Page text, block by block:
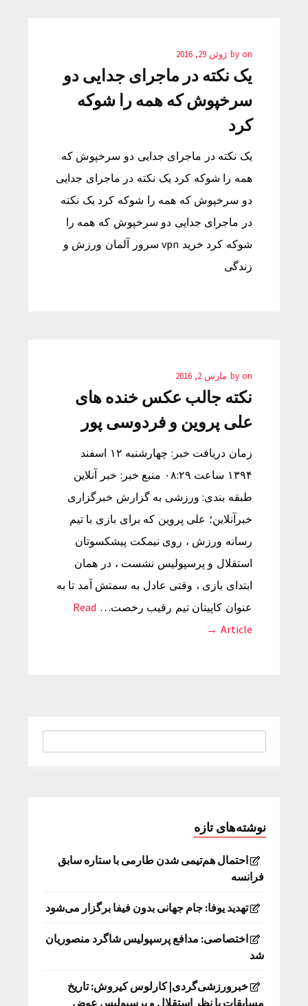
by on ژوئن 29, 2016
یک نکته در ماجرای جدایی دو
سرخپوش که همه را شوکه
کرد
یک نکته در ماجرای جدایی دو سرخپوش که
همه را شوکه کرد یک نکته در ماجرای جدایی
دو سرخپوش که همه را شوکه کرد یک نکته
در ماجرای جدایی دو سرخپوش که همه را
شوکه کرد خرید vpn سرور آلمان ورزش و
زندگی
by on مارس 2, 2016
نکته جالب عکس خنده های
علی پروین و فردوسی پور
زمان دریافت خبر: چهارشنبه ۱۲ اسفند
۱۳۹۴ ساعت ۰۸:۲۹ منبع خبر: خبر آنلاین
طبقه بندی: ورزشی به گزارش خبرگزاری
خبرآنلاین؛ علی پروین که برای بازی با تیم
رسانه ورزش ، روی نیمکت پیشکسوتان
استقلال و پرسپولیس نشست ، در همان
ابتدای بازی ، وقتی عادل به سمتش آمد تا به
عنوان کاپیتان تیم رقیب رخصت… Read
Article →
نوشته‌های تازه
احتمال هم‌تیمی شدن طارمی با ستاره سابق
فرانسه
تهدید یوفا: جام جهانی بدون فیفا برگزار می‌شود
اختصاصی: مدافع پرسپولیس شاگرد منصوریان
شد
خبرورزشی‌گردی| کارلوس کیروش: تاریخ
مسابقات با نظر استقلال و پرسپولیس عوض